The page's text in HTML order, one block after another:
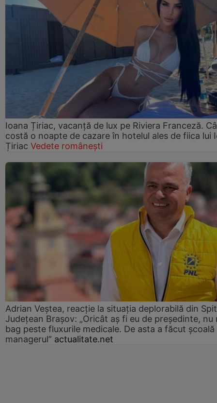
Ioana Țiriac, vacanță de lux pe Riviera Franceză.
costă o noapte de cazare în hotelul ales de fiica lui
Țiriac Vedete românești
Adrian Veștea, reacție la situația deplorabilă din
Județean Brașov: „Oricât aș fi eu de președinte, nu
bag peste fluxurile medicale. De asta a făcut școală
managerul” actualitate.net